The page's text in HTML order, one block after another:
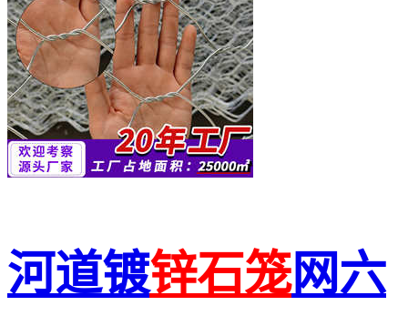
河道镀锌石笼网六